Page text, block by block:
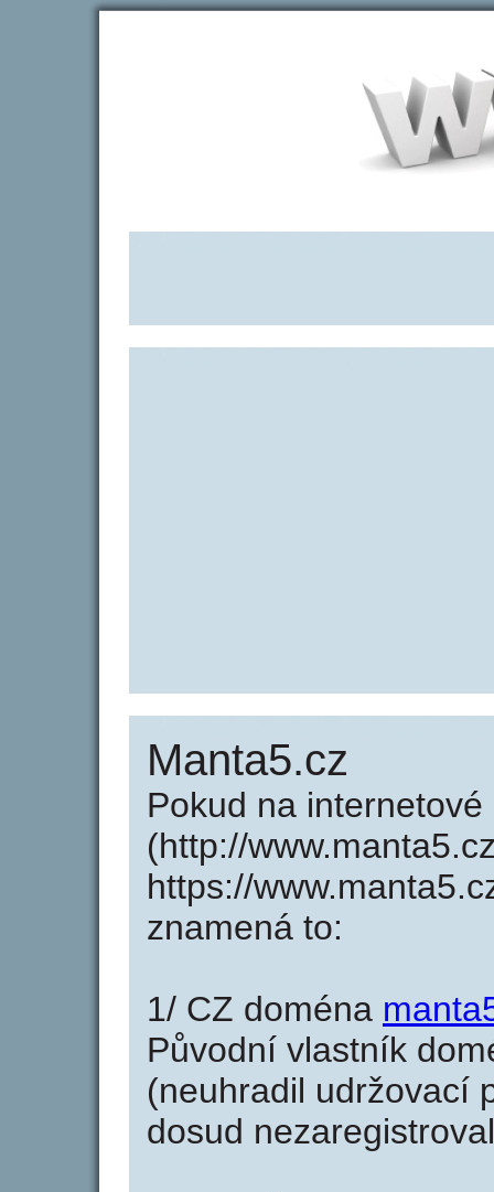
Manta5.cz
Pokud na
(http://
https://
znamená to:
1/ CZ doména
Původní vlastník
(neuhradil udržovací
dosud